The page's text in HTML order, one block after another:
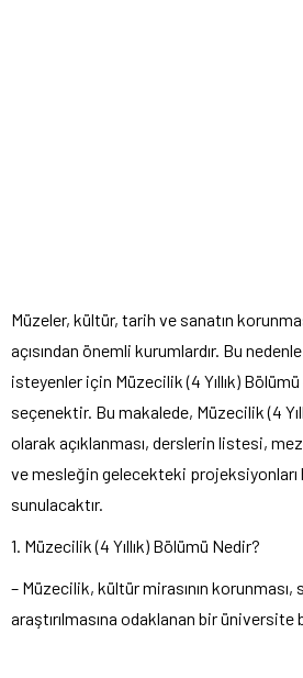
Müzeler, kültür, tarih ve sanatın
açısından önemli kurumlardır. Bu
isteyenler için Müzecilik (4 Yıllık)
seçenektir. Bu makalede, Müzecilik (4
olarak açıklanması, derslerin listesi,
ve mesleğin gelecekteki projeksiyonları
sunulacaktır.
1. Müzecilik (4 Yıllık) Bölümü Nedir?
– Müzecilik, kültür mirasının
araştırılmasına odaklanan bir üniversite